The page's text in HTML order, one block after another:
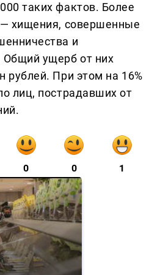
таких фактов. Более
хищения, совершенные
и
Общий ущерб от них
рублей. При этом на 16%
лиц, пострадавших от
0 0 1